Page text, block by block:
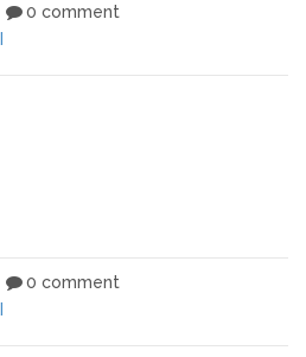
0 comment
0 comment